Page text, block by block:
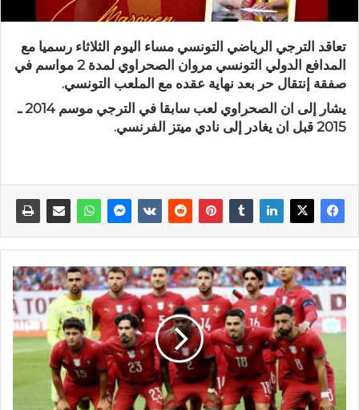
تعاقد الترجي الرياضي التونسي مساء اليوم الثلاثاء رسميا مع
المدافع الدولي التونسي مروان الصحراوي لمدة 2 مواسم في
صفقة إنتقال حر بعد نهاية عقده مع الملعب التونسي.
يشار إلى ان الصحراوي لعب سابقا في الترجي موسم 2014 ـ
2015 قبل ان يغادر إلى نادي ميتز الفرنسي.